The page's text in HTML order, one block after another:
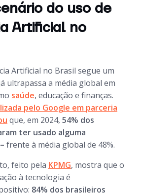
do uso de
Artificial no
Artificial no Brasil segue um
ultrapassa a média global em
saúde, educação e finanças.
pelo Google em parceria
que, em 2024, 54% dos
ter usado alguma
frente à média global de 48%.
feito pela KPMG, mostra que o
à tecnologia é
84% dos brasileiros